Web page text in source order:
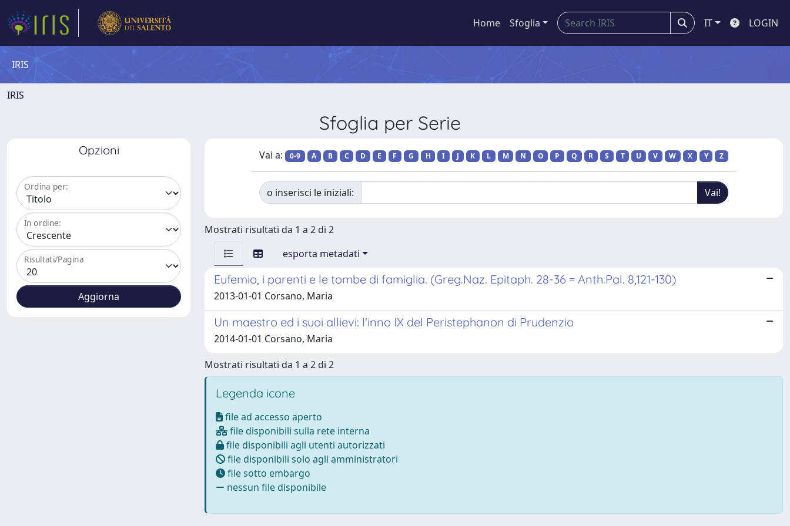
Home Sfoglia IT LOGIN
IRIS
IRIS
Sfoglia per Serie
Opzioni
Ordina per:
In ordine:
Risultati/Pagina
Vai a: 0-9 A B C D E F G H I J K L M N O P Q R S T U V W X Y Z
o inserisci le iniziali:
Mostrati risultati da 1 a 2 di 2
esporta metadati
Eufemio, i parenti e le tombe di famiglia. (Greg.Naz. Epitaph. 28-36 = Anth.Pal. 8,121-130)
2013-01-01 Corsano, Maria
Un maestro ed i suoi allievi: l'inno IX del Peristephanon di Prudenzio
2014-01-01 Corsano, Maria
Mostrati risultati da 1 a 2 di 2
Legenda icone
file ad accesso aperto
file disponibili sulla rete interna
file disponibili agli utenti autorizzati
file disponibili solo agli amministratori
file sotto embargo
nessun file disponibile